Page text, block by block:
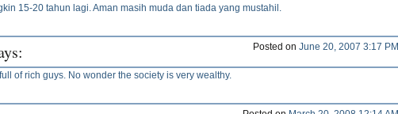
15-20 tahun lagi. Aman masih muda dan tiada yang mustahil.
Posted on June 20, 2007 3:17 PM
of rich guys. No wonder the society is very wealthy.